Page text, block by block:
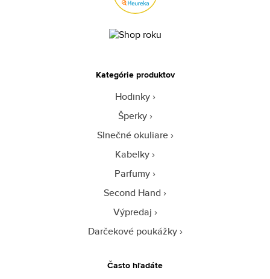
Kategórie produktov
Hodinky
Šperky
Slnečné okuliare
Kabelky
Parfumy
Second Hand
Výpredaj
Darčekové poukážky
Často hľadáte